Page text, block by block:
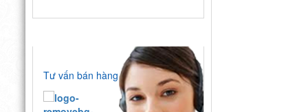
Tư vấn bán hàng